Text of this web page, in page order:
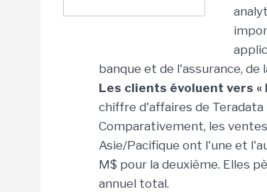
banque et de l'assurance,
Les clients évoluent vers
chiffre d'affaires de
Comparativement, les
Asie/Pacifique ont l'une et
M$ pour la deuxième. Elles
annuel total.